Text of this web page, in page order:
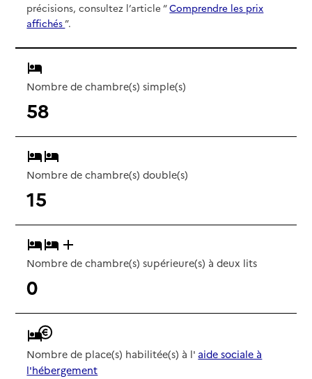
précisions, consultez l’article “Comprendre les prix
affichés”.
Nombre de chambre(s) simple(s)
58
Nombre de chambre(s) double(s)
15
Nombre de chambre(s) supérieure(s) à deux lits
0
Nombre de place(s) habilitée(s) à l' aide sociale à
l'hébergement